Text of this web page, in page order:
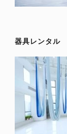
器具レンタル